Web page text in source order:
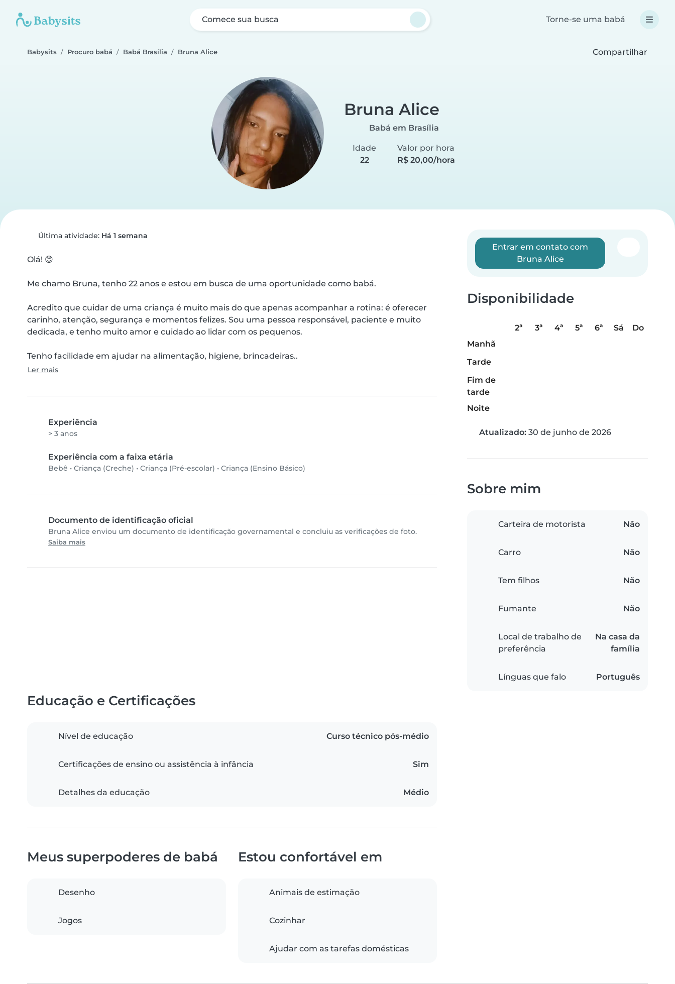
Comece sua busca Torne-se uma babá
Babysits Procuro babá Babá Brasília Bruna Alice Compartilhar
Bruna Alice
Babá em Brasília
Idade
22
Valor por hora
R$ 20,00/hora
Última atividade: Há 1 semana
Olá! 😊
Me chamo Bruna, tenho 22 anos e estou em busca de uma oportunidade como babá.
Acredito que cuidar de uma criança é muito mais do que apenas acompanhar a rotina: é oferecer
carinho, atenção, segurança e momentos felizes. Sou uma pessoa responsável, paciente e muito
dedicada, e tenho muito amor e cuidado ao lidar com os pequenos.
Tenho facilidade em ajudar na alimentação, higiene, brincadeiras..
Ler mais
Experiência
> 3 anos
Experiência com a faixa etária
Bebê • Criança (Creche) • Criança (Pré-escolar) • Criança (Ensino Básico)
Documento de identificação oficial
Bruna Alice enviou um documento de identificação governamental e concluiu as verificações de foto.
Saiba mais
Entrar em contato com
Bruna Alice
Disponibilidade
2ª 3ª 4ª 5ª 6ª Sá
Do
Manhã
Tarde
Fim de
tarde
Noite
Atualizado: 30 de junho de 2026
Sobre mim
Carteira de motorista Não
Carro Não
Tem filhos Não
Fumante Não
Local de trabalho de
preferência
Na casa da
família
Línguas que falo Português
Educação e Certificações
Nível de educação Curso técnico pós-médio
Certificações de ensino ou assistência à infância Sim
Detalhes da educação Médio
Meus superpoderes de babá
Desenho
Jogos
Estou confortável em
Animais de estimação
Cozinhar
Ajudar com as tarefas domésticas